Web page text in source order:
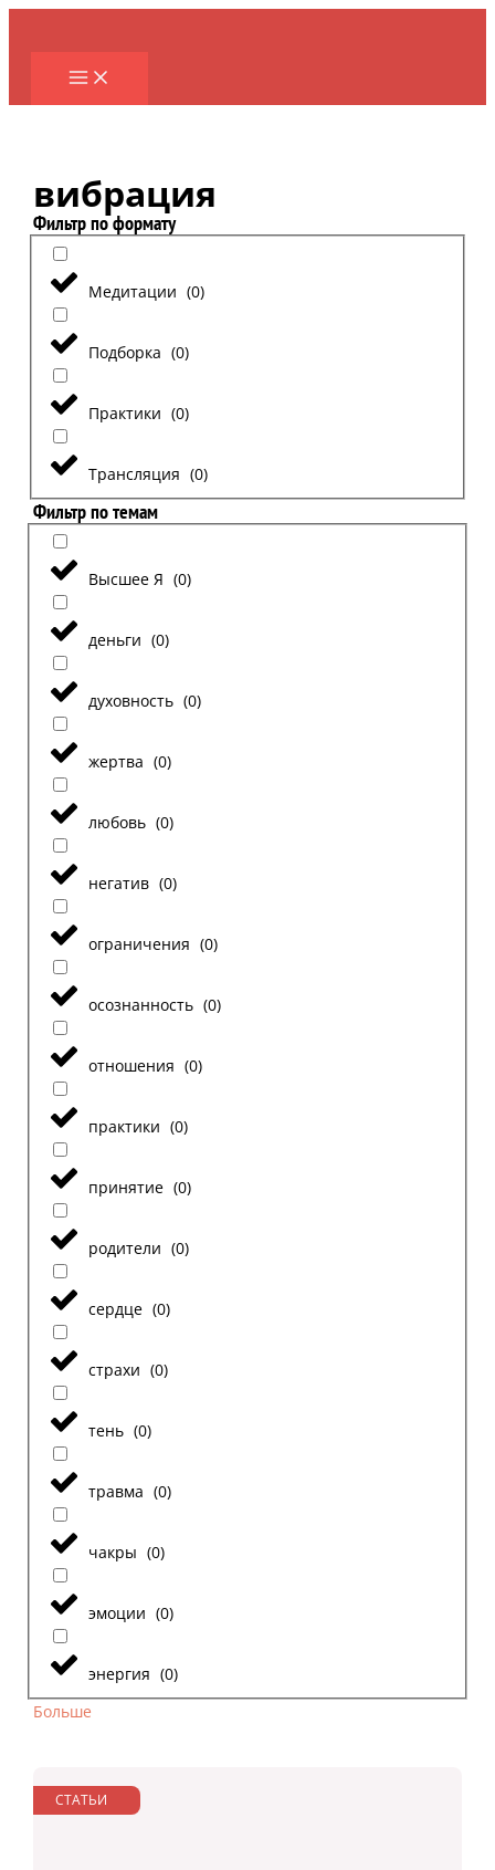
Перейти
содержимому
вибрация
Фильтр по формату
Медитации (0)
Подборка (0)
Практики (0)
Трансляция (0)
Фильтр по темам
Высшее Я (0)
деньги (0)
духовность (0)
жертва (0)
любовь (0)
негатив (0)
ограничения (0)
осознанность (0)
отношения (0)
практики (0)
принятие (0)
родители (0)
сердце (0)
страхи (0)
тень (0)
травма (0)
чакры (0)
эмоции (0)
энергия (0)
Больше
СТАТЬИ